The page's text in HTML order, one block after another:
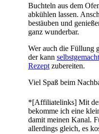
Buchteln aus dem
abkühlen lassen.
bestäuben und
ganz wunderbar.
Wer auch die Füllung
der kann
Rezeptzubereiten.
Viel Spaß beim
*[Affiliatelinks] Mit
bekomme ich eine
damit meinen Kanal.
allerdings gleich, es